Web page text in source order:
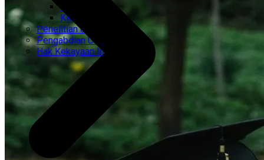
CEMTI
KK Regresi
Penelitian Unggulan
Pengabdian Unggulan
Hak Kekayaan Intelektual